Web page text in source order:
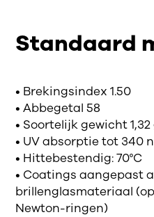
Standaard
• Brekingsindex 1.50
• Abbegetal 58
• Soortelijk gewicht
• UV absorptie tot 340
• Hittebestendig: 70°C
• Coatings aangepast
brillenglasmateriaal
Newton-ringen)